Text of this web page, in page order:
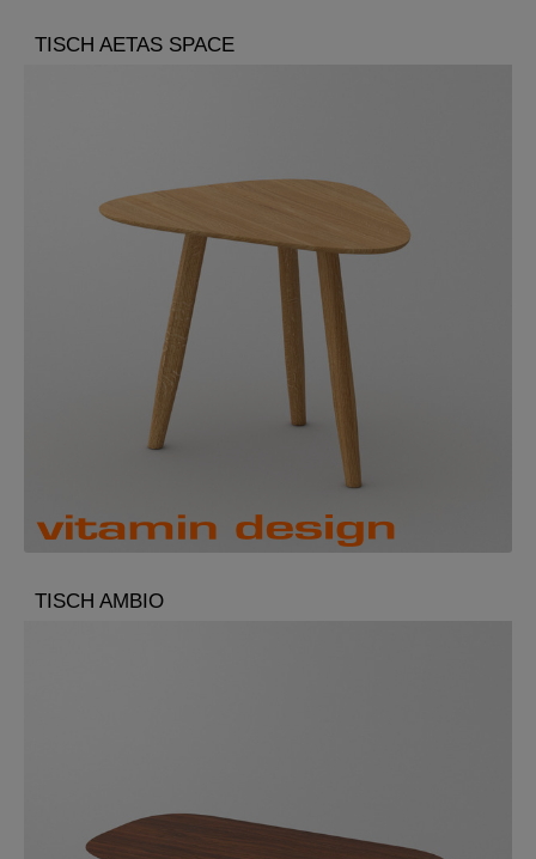
TISCH AETAS SPACE
TISCH AMBIO